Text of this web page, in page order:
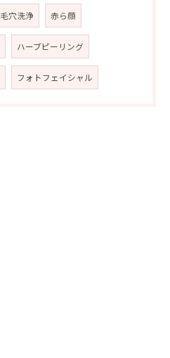
毛穴洗浄 赤ら顔
ハーブピーリング
フォトフェイシャル